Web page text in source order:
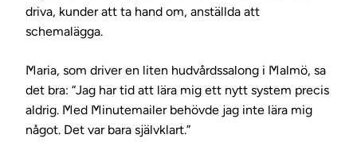
driva, kunder att ta hand om, anställda att
schemalägga.
Maria, som driver en liten hudvårdssalong i Malmö, sa
det bra: “Jag har tid att lära mig ett nytt system precis
aldrig. Med Minutemailer behövde jag inte lära mig
något. Det var bara självklart.”